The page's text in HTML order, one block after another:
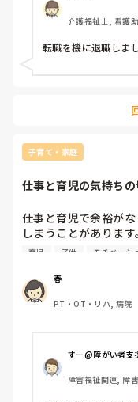
介護福祉士, 看護
転職を機に退職しまし
子育て・家庭
仕事と育児の気持ち
仕事と育児で余裕が
しまうことがあります。
気持ちを切り替える
育児 子供 モチベーシ
春
PT・OT・リハ, 病院
すー@障がい者支
障害福祉関連, 障